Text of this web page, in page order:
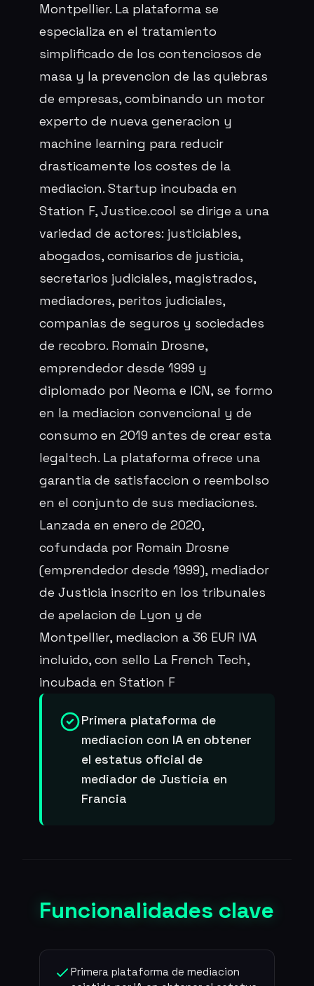
Montpellier. La plataforma se
especializa en el tratamiento
simplificado de los contenciosos de
masa y la prevencion de las quiebras
de empresas, combinando un motor
experto de nueva generacion y
machine learning para reducir
drasticamente los costes de la
mediacion. Startup incubada en
Station F, Justice.cool se dirige a una
variedad de actores: justiciables,
abogados, comisarios de justicia,
secretarios judiciales, magistrados,
mediadores, peritos judiciales,
companias de seguros y sociedades
de recobro. Romain Drosne,
emprendedor desde 1999 y
diplomado por Neoma e ICN, se formo
en la mediacion convencional y de
consumo en 2019 antes de crear esta
legaltech. La plataforma ofrece una
garantia de satisfaccion o reembolso
en el conjunto de sus mediaciones.
Lanzada en enero de 2020,
cofundada por Romain Drosne
(emprendedor desde 1999), mediador
de Justicia inscrito en los tribunales
de apelacion de Lyon y de
Montpellier, mediacion a 36 EUR IVA
incluido, con sello La French Tech,
incubada en Station F
Primera plataforma de
mediacion con IA en obtener
el estatus oficial de
mediador de Justicia en
Francia
Funcionalidades clave
Primera plataforma de mediacion